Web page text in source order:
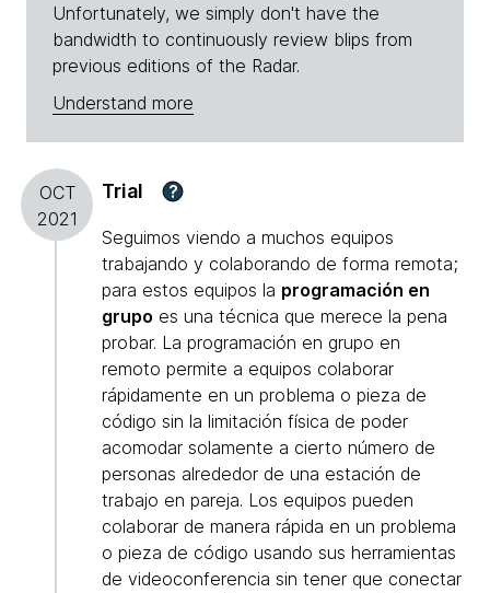
Unfortunately, we simply don't have the
bandwidth to continuously review blips from
previous editions of the Radar.
Understand more
OCT
2021
Trial ?
Seguimos viendo a muchos equipos
trabajando y colaborando de forma remota;
para estos equipos la programación en
grupo es una técnica que merece la pena
probar. La programación en grupo en
remoto permite a equipos colaborar
rápidamente en un problema o pieza de
código sin la limitación física de poder
acomodar solamente a cierto número de
personas alrededor de una estación de
trabajo en pareja. Los equipos pueden
colaborar de manera rápida en un problema
o pieza de código usando sus herramientas
de videoconferencia sin tener que conectar